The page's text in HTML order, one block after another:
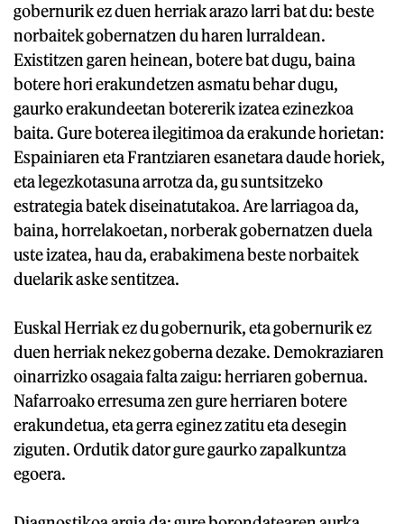
gobernurik ez duen herriak arazo larri bat du: beste
norbaitek gobernatzen du haren lurraldean.
Existitzen garen heinean, botere bat dugu, baina
botere hori erakundetzen asmatu behar dugu,
gaurko erakundeetan botererik izatea ezinezkoa
baita. Gure boterea ilegitimoa da erakunde horietan:
Espainiaren eta Frantziaren esanetara daude horiek,
eta legezkotasuna arrotza da, gu suntsitzeko
estrategia batek diseinatutakoa. Are larriagoa da,
baina, horrelakoetan, norberak gobernatzen duela
uste izatea, hau da, erabakimena beste norbaitek
duelarik aske sentitzea.
Euskal Herriak ez du gobernurik, eta gobernurik ez
duen herriak nekez goberna dezake. Demokraziaren
oinarrizko osagaia falta zaigu: herriaren gobernua.
Nafarroako erresuma zen gure herriaren botere
erakundetua, eta gerra eginez zatitu eta desegin
ziguten. Ordutik dator gure gaurko zapalkuntza
egoera.